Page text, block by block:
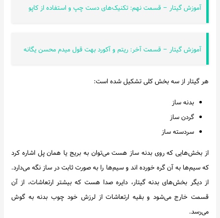
آموزش گیتار – قسمت نهم: تکنیک‌های دست چپ و استفاده از کاپو
آموزش گیتار – قسمت آخر: ریتم و آکورد بهت قول میدم محسن یگانه
هر گیتار از سه بخش کلی تشکیل شده است:
بدنه ساز
گردن ساز
سردسته ساز
از بخش‌هایی که روی بدنه ساز هست می‌توان به بریج یا همان پل اشاره کرد
که سیم‌ها به آن گره خورده اند و سیم‌ها را به صورت ثابت در ساز نگه می‌دارد.
از دیگر بخش‌های بدنه گیتار، دایره صدا هست که بیشتر ارتعاشات، از آن
قسمت خارج می‌شود و بقیه ارتعاشات از لرزش خود چوب بدنه به گوش
می‌رسد.